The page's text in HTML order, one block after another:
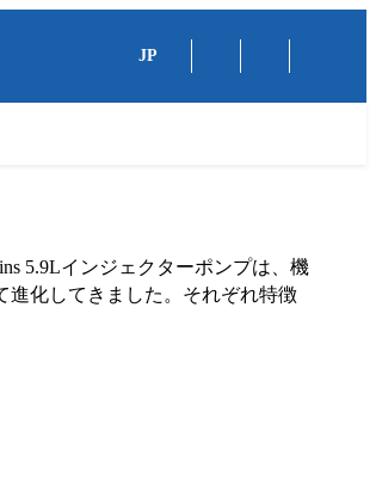
JP
5.9Lインジェクターポンプは、機
進化してきました。それぞれ特徴